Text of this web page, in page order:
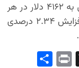
قیمت جهانی طلا با رشد ۱.۶۸ درصدی به ۴۱۶۲ دلار در هر
اونس رسید و هر اونس نقره نیز با افزایش ۲.۳۴ درصدی
Pri